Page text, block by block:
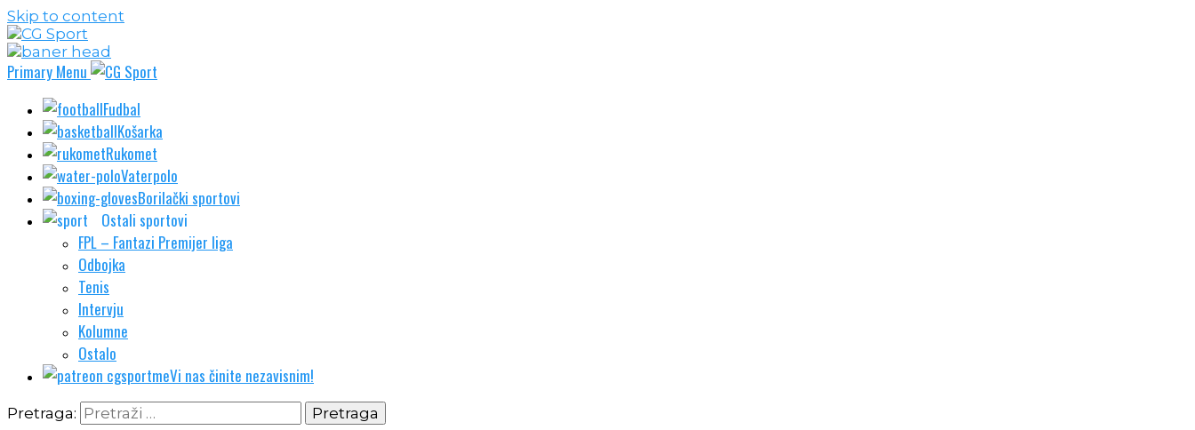
Skip to content
Primary Menu
Fudbal
Košarka
Rukomet
Vaterpolo
Borilački sportovi
Ostali sportovi
FPL – Fantazi Premijer liga
Odbojka
Tenis
Intervju
Kolumne
Ostalo
Vi nas činite nezavisnim!
Pretraga: